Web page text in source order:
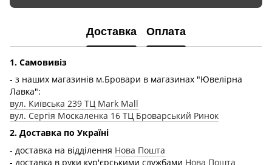
Доставка Оплата
1. Самовивіз
- з наших магазинів м.Бровари в магазинах "Ювелірна
Лавка":
вул. Київська 239 ТЦ Mark Mall
вул. Сергія Москаленка 16 ТЦ Броварський Ринок
2. Доставка по Україні
- доставка на відділення Нова Пошта
- доставка в руки кур'єрськими службами Нова Пошта